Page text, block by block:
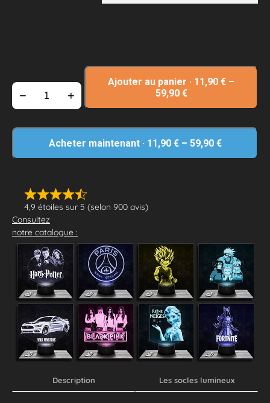
4,9 étoiles sur 5 (selon 900 avis)
Consultez
notre catalogue :
− +
Ajouter au panier · 11,90 € –
59,90 €
Acheter maintenant · 11,90 €– 59,90 €
Description Les socles lumineux